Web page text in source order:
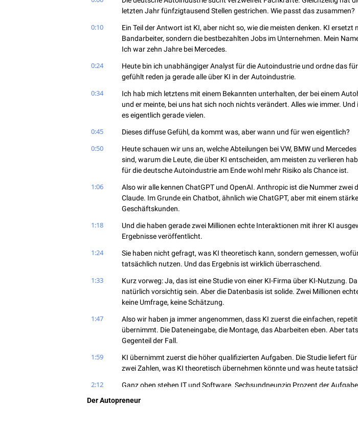
letzten Jahr fünfzigtausend Stellen gestrichen. Wie passt das zusammen?
0:10
Ein Teil der Antwort ist KI, aber nicht so, wie die meisten denken. KI ersetzt
Bandarbeiter, sondern die bestbezahlten Jobs im Unternehmen. Mein
Ich war zehn Jahre bei Mercedes.
0:24
Heute bin ich unabhängiger Analyst für die Autoindustrie und ordne das
gefühlt reden ja gerade alle über KI in der Autoindustrie.
0:34
Ich hab mich letztens mit einem Bekannten unterhalten, der bei einem
und er meinte, bei uns hat sich noch nichts verändert. Alles wie immer. Und
es eigentlich gerade vielen.
0:45 Dieses diffuse Gefühl, da kommt was, aber wann und für wen eigentlich?
0:50
Heute schauen wir uns an, welche Abteilungen bei VW, BMW und
sind, warum die Leute, die über KI entscheiden, am meisten zu verlieren
für die deutsche Autoindustrie am Ende wohl mehr Risiko als Chance ist.
1:06
Also wir alle kennen ChatGPT und OpenAI. Anthropic ist die Nummer zwei
Claude. Im Grunde ein Chatbot, ähnlich wie ChatGPT, aber mit einem
Geschäftskunden.
1:18
Und die haben gerade zwei Millionen echte Interaktionen mit ihrer KI
Ergebnisse veröffentlicht.
1:24
Sie haben nicht gefragt, was KI theoretisch kann, sondern gemessen,
tatsächlich nutzen. Und das Ergebnis ist wirklich überraschend.
1:33
Kurz vorweg: Ja, das ist eine Studie von einer KI-Firma über KI-Nutzung.
natürlich vorsichtig sein. Aber die Datenbasis ist solide. Zwei Millionen
keine Umfrage, keine Schätzung.
1:47
Also wir haben ja immer angenommen, dass KI zuerst die einfachen,
übernimmt. Die Dateneingabe, die Montage, das Abarbeiten eben. Aber
Gegenteil der Fall.
1:59
KI übernimmt zuerst die höher qualifizierten Aufgaben. Die Studie liefert
zwei Zahlen, was KI theoretisch übernehmen könnte und was heute
2:12
Ganz oben stehen IT und Software. Sechsundneunzig Prozent der
Der Autopreneur